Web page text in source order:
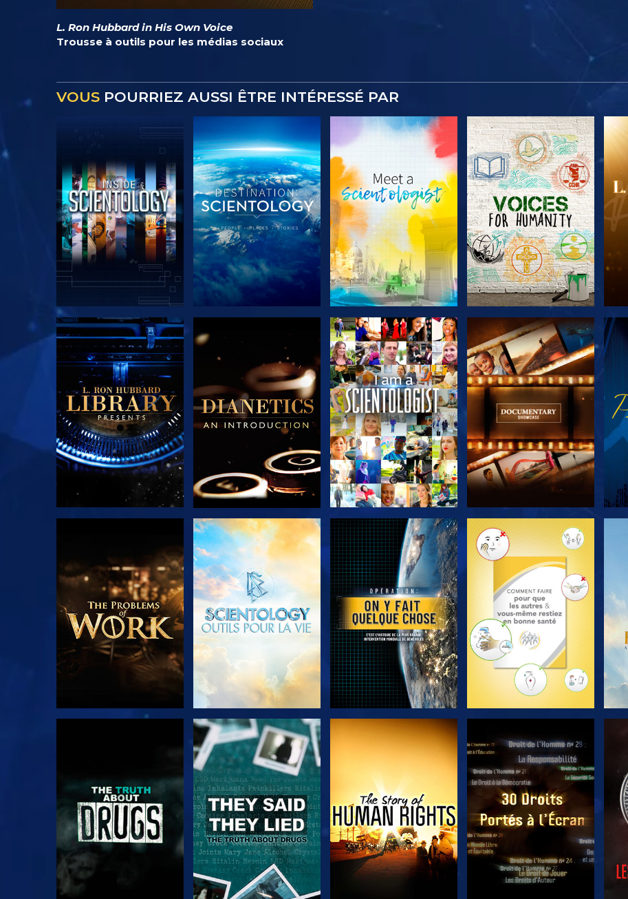
L. Ron Hubbard in His Own Voice
Trousse à outils pour les médias sociaux
VOUS POURRIEZ AUSSI ÊTRE INTÉRESSÉ PAR
DÉCOUVRIR LES
SÉRIES
DÉCOUVRIR LES
SÉRIES
DÉCOUVRIR LES
SÉRIES
DÉCOUVRIR LES
SÉRIES
DÉCOUVRIR LES
SÉRIES
REGARDER
DÉCOUVRIR LES
SÉRIES
DÉCOUVRIR LES
SÉRIES
REGARDER REGARDER